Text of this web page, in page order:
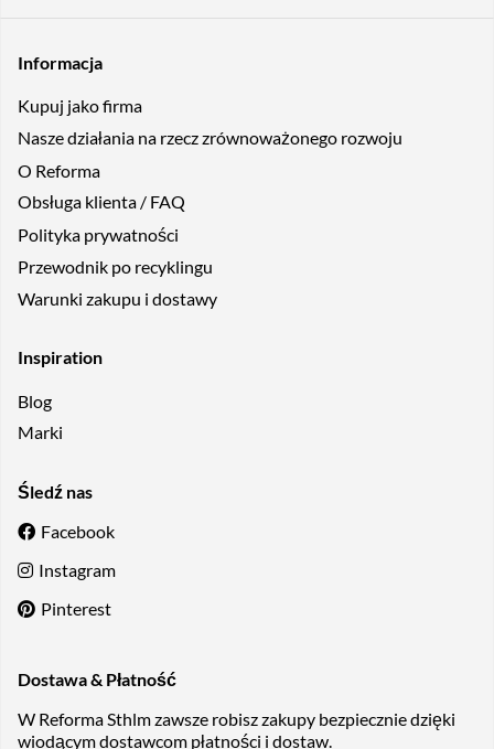
Informacja
Kupuj jako firma
Nasze działania na rzecz zrównoważonego rozwoju
O Reforma
Obsługa klienta / FAQ
Polityka prywatności
Przewodnik po recyklingu
Warunki zakupu i dostawy
Inspiration
Blog
Marki
Śledź nas
Facebook
Instagram
Pinterest
Dostawa & Płatność
W Reforma Sthlm zawsze robisz zakupy bezpiecznie dzięki
wiodącym dostawcom płatności i dostaw.